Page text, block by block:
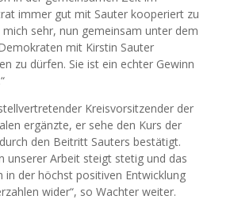
immer gut mit Sauter kooperiert zu
mich sehr, nun gemeinsam unter dem
mit Kirstin Sauter
zu dürfen. Sie ist ein echter Gewinn
Kreisvorsitzender der
ergänzte, er sehe den Kurs der
den Beitritt Sauters bestätigt.
unserer Arbeit steigt stetig und das
in der höchst positiven Entwicklung
wider“, so Wachter weiter.